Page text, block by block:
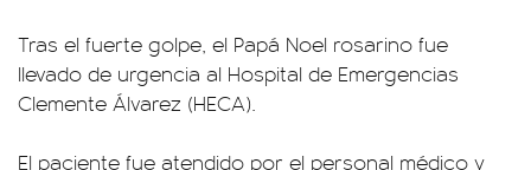
Tras el fuerte golpe, el Papá Noel rosarino fue
llevado de urgencia al Hospital de Emergencias
Clemente Álvarez (HECA).
El paciente fue atendido por el personal médico y